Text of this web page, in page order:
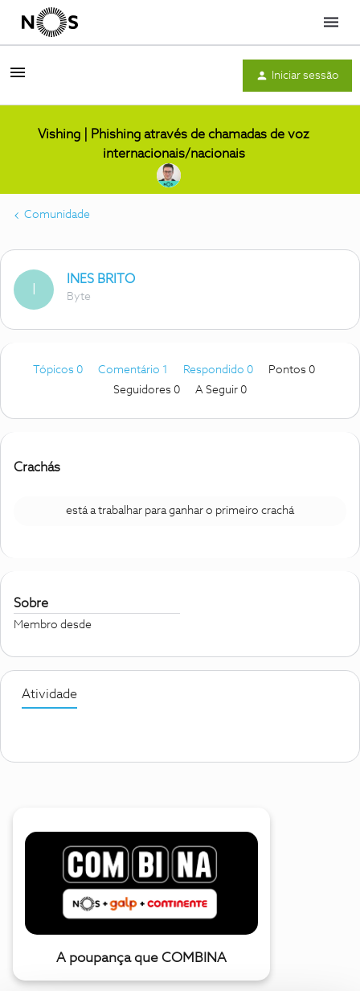
Menu
Iniciar sessão
Vishing | Phishing através de chamadas de voz
internacionais/nacionais
Comunidade
INES BRITO
Byte
Tópicos 0 Comentário 1 Respondido 0
Pontos 0
Seguidores 0 A Seguir 0
Crachás
está a trabalhar para ganhar o primeiro crachá
Sobre
Membro desde
Atividade
A poupança que COMBINA